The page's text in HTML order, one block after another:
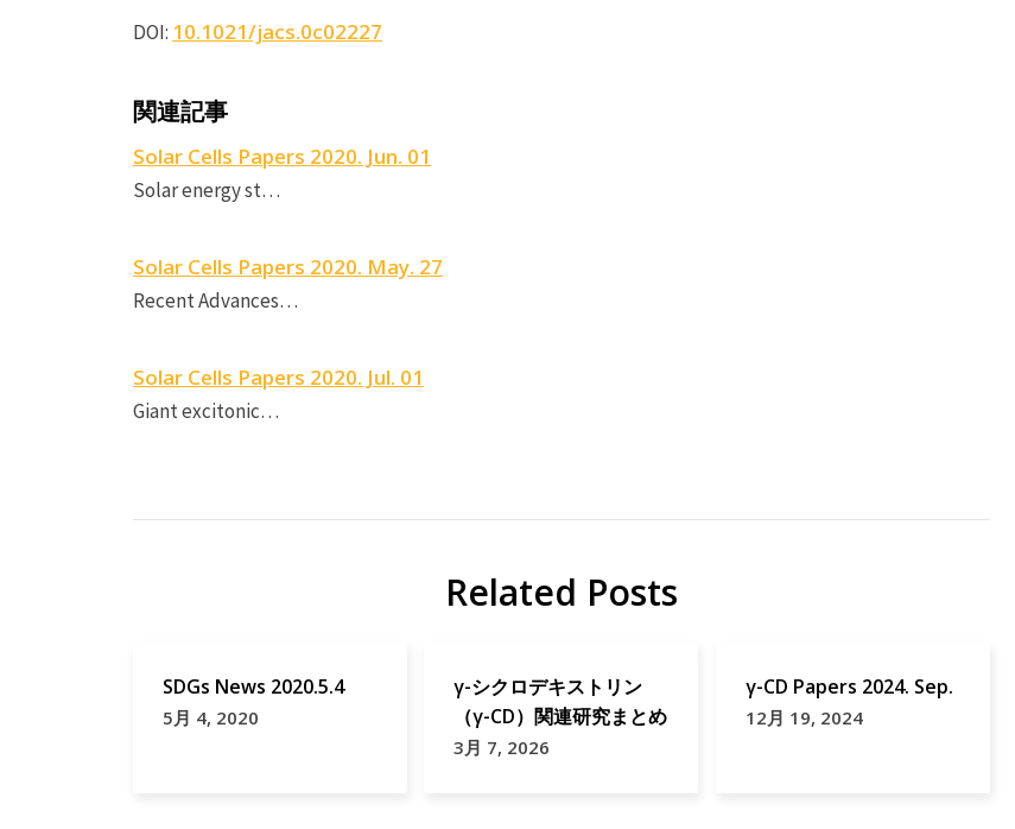
DOI: 10.1021/jacs.0c02227
関連記事
Solar Cells Papers 2020. Jun. 01
Solar energy st…
Solar Cells Papers 2020. May. 27
Recent Advances…
Solar Cells Papers 2020. Jul. 01
Giant excitonic…
Related Posts
SDGs News 2020.5.4
5月 4, 2020
γ-シクロデキストリン
（γ-CD）関連研究まとめ
3月 7, 2026
γ-CD Papers 2024. Sep.
12月 19, 2024